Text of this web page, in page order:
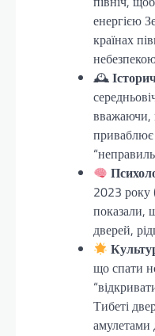
енергією
країнах
🕰
вважаючи,
приваблює
2023 року
показали,
дверей,
що спати
Тибеті
амулетами